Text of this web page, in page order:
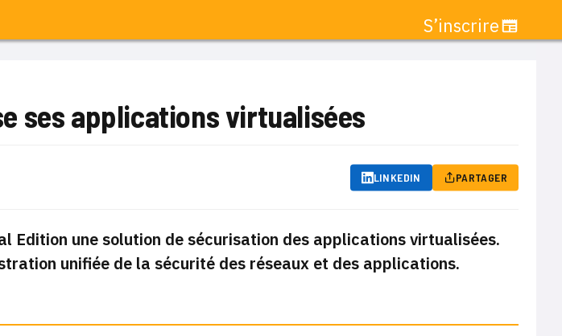
S’inscrire
ses applications virtualisées
LINKEDIN PARTAGER
Edition une solution de sécurisation des applications virtualisées.
unifiée de la sécurité des réseaux et des applications.